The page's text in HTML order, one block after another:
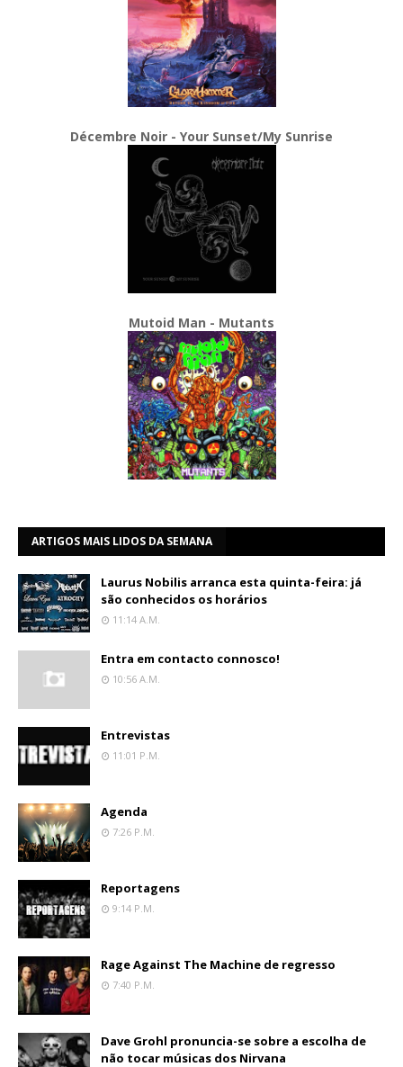
Décembre Noir - Your Sunset/My Sunrise
Mutoid Man - Mutants
ARTIGOS MAIS LIDOS DA SEMANA
Laurus Nobilis arranca esta quinta-feira: já
são conhecidos os horários
11:14 A.m.
Entra em contacto connosco!
10:56 A.m.
Entrevistas
11:01 P.m.
Agenda
7:26 P.m.
Reportagens
9:14 P.m.
Rage Against The Machine de regresso
7:40 P.m.
Dave Grohl pronuncia-se sobre a escolha de
não tocar músicas dos Nirvana